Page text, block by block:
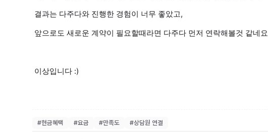
결과는 다주다와 진행한 경험이 너무 좋았고,
앞으로도 새로운 계약이 필요할때라면 다주다 먼저 연락해볼것 같네요
이상입니다 :)
#현금혜택 #요금 #만족도 #상담원 연결